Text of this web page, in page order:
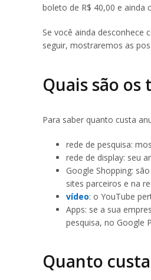
boleto de R$ 40,00 e ainda
Se você ainda
seguir, mostraremos as
Quais são os
Para saber quanto custa
rede de pesquisa:
rede de display: seu
Google Shopping:
sites parceiros e na
vídeo: o YouTube
Apps: se a sua
pesquisa, no Google
Quanto